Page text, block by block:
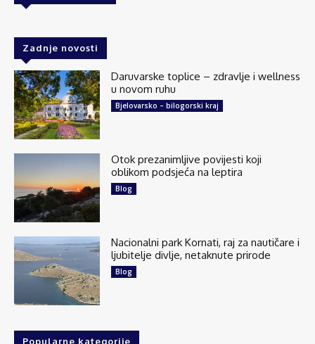
Zadnje novosti
Daruvarske toplice – zdravlje i wellness
u novom ruhu
Bjelovarsko – bilogorski kraj
Otok prezanimljive povijesti koji
oblikom podsjeća na leptira
Blog
Nacionalni park Kornati, raj za nautičare i
ljubitelje divlje, netaknute prirode
Blog
Popularne kategorije